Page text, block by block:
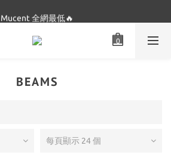
Mucent 全網最低🔥
Dickies 最低$280起🔥
BEAMS
每頁顯示 24 個